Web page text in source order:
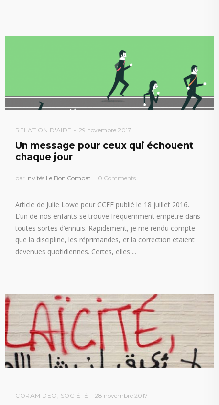
RELATION D'AIDE 29 novembre 2017
Un message pour ceux qui échouent
chaque jour
par Invités Le Bon Combat 0 Comments
Article de Julie Lowe pour CCEF publié le 18 juillet 2016.
L’un de nos enfants se trouve fréquemment empêtré dans
toutes sortes d’ennuis. Rapidement, je me rendu compte
que la discipline, les réprimandes, et la correction étaient
devenues quotidiennes. Certes, elles
CORAM DEO , SOCIÉTÉ 28 novembre 2017